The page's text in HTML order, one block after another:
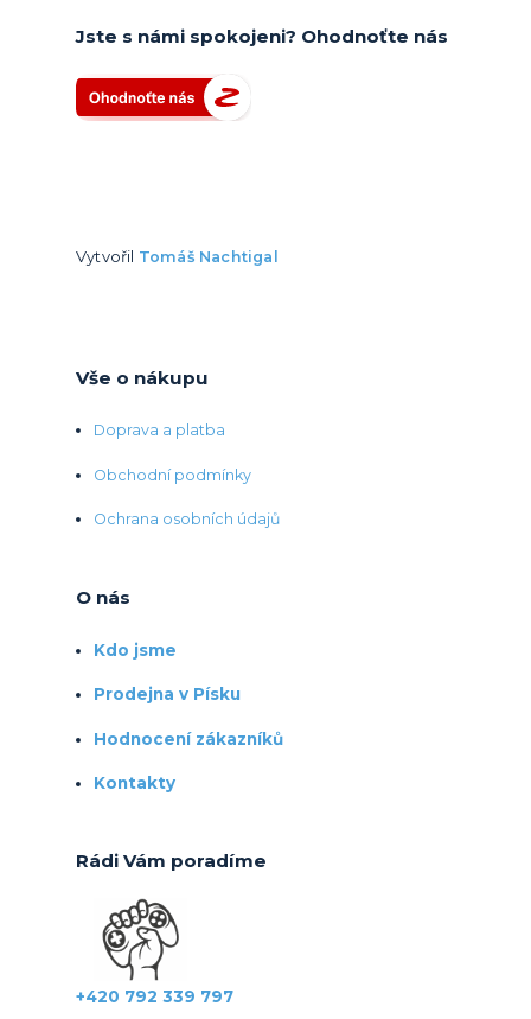
Jste s námi spokojeni? Ohodnoťte nás
Vytvořil Tomáš Nachtigal
Vše o nákupu
Doprava a platba
Obchodní podmínky
Ochrana osobních údajů
O nás
Kdo jsme
Prodejna v Písku
Hodnocení zákazníků
Kontakty
Rádi Vám poradíme
+420 792 339 797